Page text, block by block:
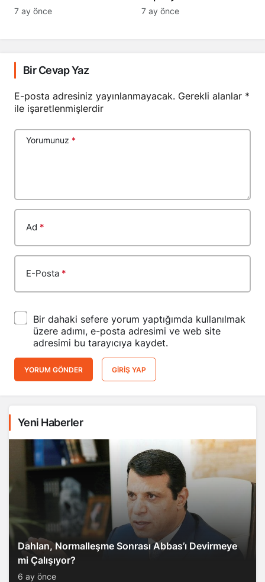
7 ay önce 7 ay önce
Bir Cevap Yaz
E-posta adresiniz yayınlanmayacak. Gerekli alanlar *
ile işaretlenmişlerdir
Yorumunuz *
Ad *
E-Posta *
Bir dahaki sefere yorum yaptığımda kullanılmak
üzere adımı, e-posta adresimi ve web site
adresimi bu tarayıcıya kaydet.
YORUM GÖNDER GIRIŞ YAP
Yeni Haberler
Dahlan, Normalleşme Sonrası Abbas’ı Devirmeye
mi Çalışıyor?
6 ay önce